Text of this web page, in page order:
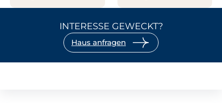
INTERESSE GEWECKT?
Haus anfragen